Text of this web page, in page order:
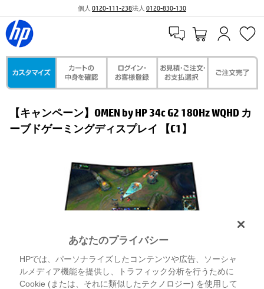
個人 0120-111-238法人 0120-830-130
【キャンペーン】OMEN by HP 34c G2 180Hz WQHD カ
ーブドゲーミングディスプレイ 【C1】
あなたのプライバシー
HPでは、パーソナライズしたコンテンツや広告、ソーシャ
ルメディア機能を提供し、トラフィック分析を行うために
Cookie (または、それに類似したテクノロジー) を使用して